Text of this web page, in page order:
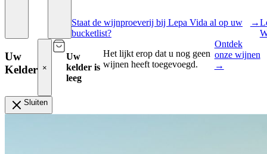
Staat de wijnproeverij bij Lepa Vida al op uw
bucketlist?
→
Uw
Kelder ×
Uw
kelder is
leeg
Het lijkt erop dat u nog geen
wijnen heeft toegevoegd.
Ontdek
onze wijnen
→
Sluiten